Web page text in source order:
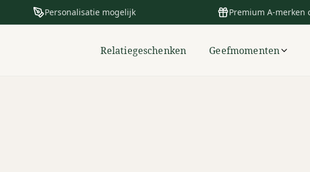
Personalisatie mogelijk Premium A-merken
Relatiegeschenken Geefmomenten